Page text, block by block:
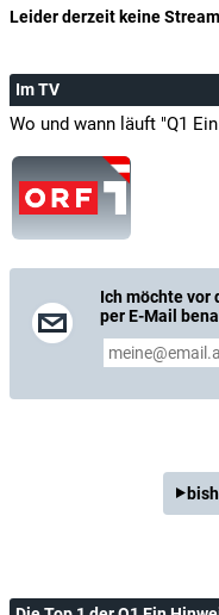
Leider derzeit keine
Im TV
Wo und wann läuft "Q1
Ich möchte vor
per E-Mail